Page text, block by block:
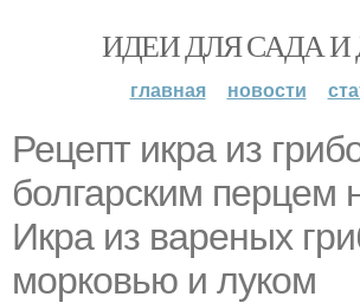
ИДЕИ ДЛЯ САДА И
главная новости
Рецепт икра из
болгарским перцем
Икра из вареных
морковью и луком